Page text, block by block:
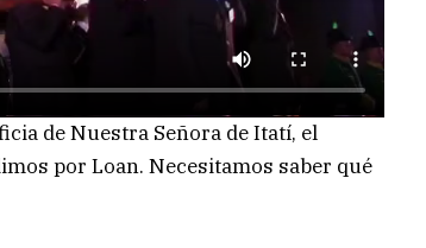
de Nuestra Señora de Itatí, el
por Loan. Necesitamos saber qué